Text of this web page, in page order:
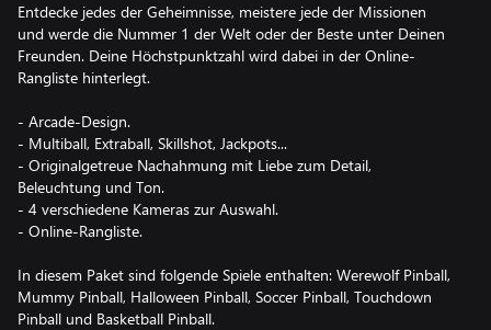
Entdecke jedes der Geheimnisse, meistere jede der Missionen
und werde die Nummer 1 der Welt oder der Beste unter Deinen
Freunden. Deine Höchstpunktzahl wird dabei in der Online-
Rangliste hinterlegt.
- Arcade-Design.
- Multiball, Extraball, Skillshot, Jackpots...
- Originalgetreue Nachahmung mit Liebe zum Detail,
Beleuchtung und Ton.
- 4 verschiedene Kameras zur Auswahl.
- Online-Rangliste.
In diesem Paket sind folgende Spiele enthalten: Werewolf Pinball,
Mummy Pinball, Halloween Pinball, Soccer Pinball, Touchdown
Pinball und Basketball Pinball.